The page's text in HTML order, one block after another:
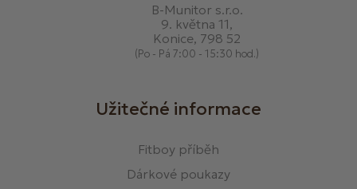
B-Munitor s.r.o.
9. května 11,
Konice, 798 52
(Po - Pá 7:00 - 15:30 hod.)
Užitečné informace
Fitboy příběh
Dárkové poukazy